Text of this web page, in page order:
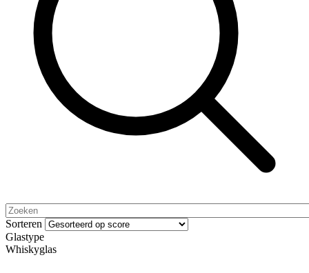
Sorteren
Glastype
Whiskyglas